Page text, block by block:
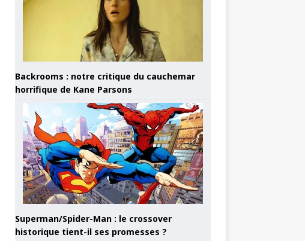
Backrooms : notre critique du cauchemar
horrifique de Kane Parsons
Superman/Spider-Man : le crossover
historique tient-il ses promesses ?